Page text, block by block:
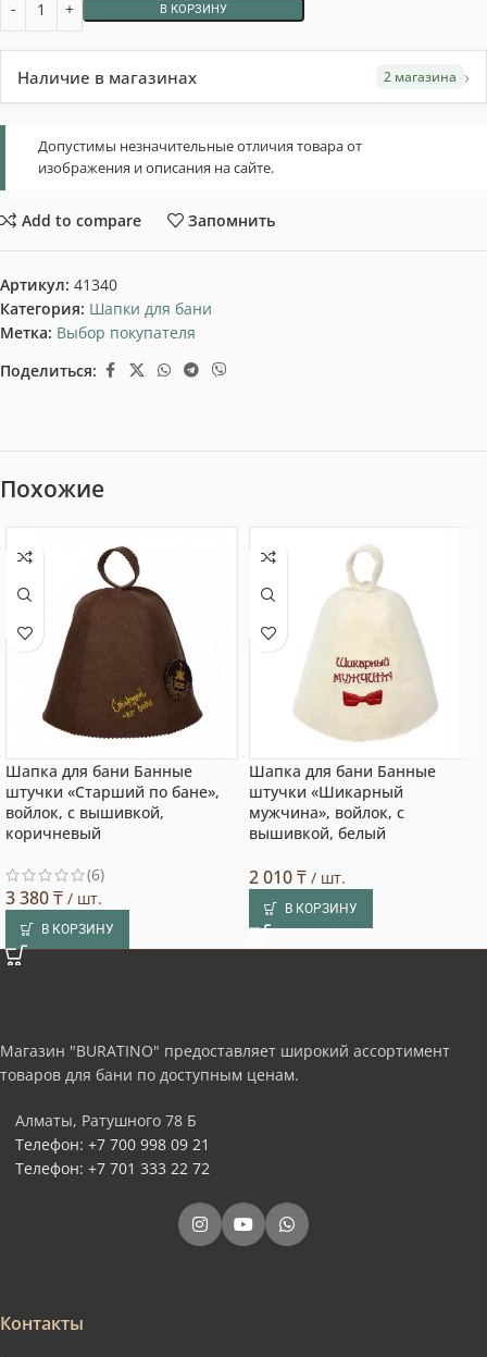
В КОРЗИНУ
Наличие в магазинах 2 магазина ›
Допустимы незначительные отличия товара от
изображения и описания на сайте.
Add to compare Запомнить
Артикул: 41340
Категория: Шапки для бани
Метка: Выбор покупателя
Поделиться:
Похожие
Шапка для бани Банные
штучки «Старший по бане»,
войлок, с вышивкой,
коричневый
(6)
3 380₸ / шт.
В КОРЗИНУ
Шапка для бани Банные
штучки «Шикарный
мужчина», войлок, с
вышивкой, белый
2 010₸ / шт.
В КОРЗИНУ
Магазин "BURATINO" предоставляет широкий ассортимент
товаров для бани по доступным ценам.
Алматы, Ратушного 78 Б
Телефон: +7 700 998 09 21
Телефон: +7 701 333 22 72
Контакты